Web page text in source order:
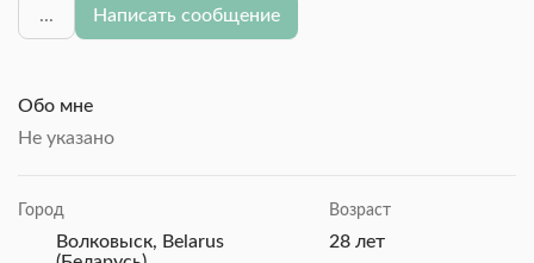
... Написать сообщение
Обо мне
Не указано
Город
Волковыск, Belarus
Возраст
28 лет